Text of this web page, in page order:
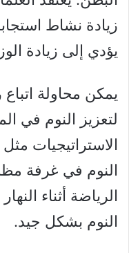
زيادة نشاط
يؤدي إلى زيادة
يمكن محاولة
لتعزيز النوم في
الاستراتيجيات
النوم في غرفة
الرياضة أثناء
النوم بشكل جيد.